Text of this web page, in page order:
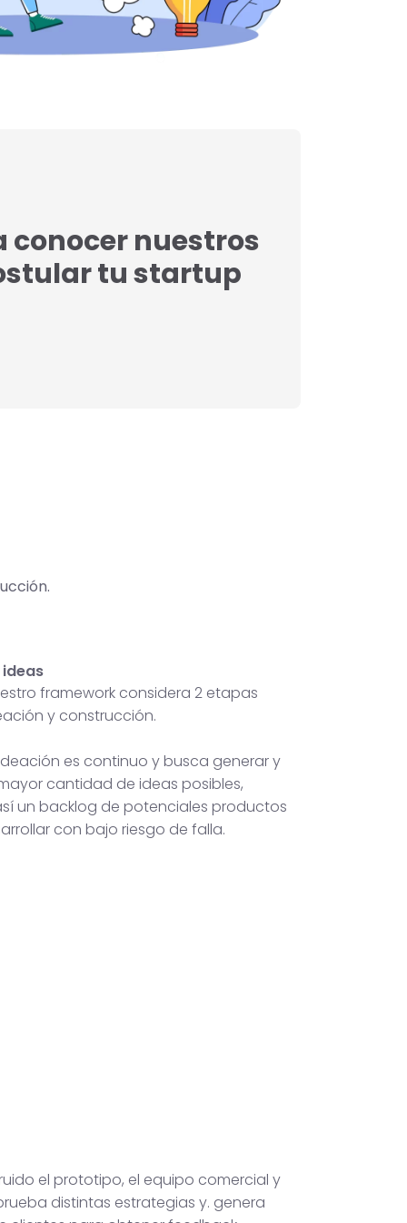
conocer nuestros
tu startup
framework considera 2 etapas
y construcción.
es continuo y busca generar y
cantidad de ideas posibles,
un backlog de potenciales productos
con bajo riesgo de falla.
el prototipo, el equipo comercial y
distintas estrategias y. genera